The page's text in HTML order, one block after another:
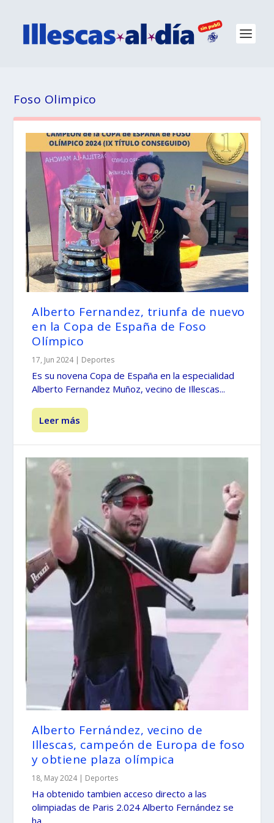
Foso Olimpico
Alberto Fernandez, triunfa de nuevo
en la Copa de España de Foso
Olímpico
17, Jun 2024| Deportes
Es su novena Copa de España en la especialidad
Alberto Fernandez Muñoz, vecino de Illescas...
Leer más
Alberto Fernández, vecino de
Illescas, campeón de Europa de foso
y obtiene plaza olímpica
18, May 2024| Deportes
Ha obtenido tambien acceso directo a las
olimpiadas de Paris 2.024 Alberto Fernández se